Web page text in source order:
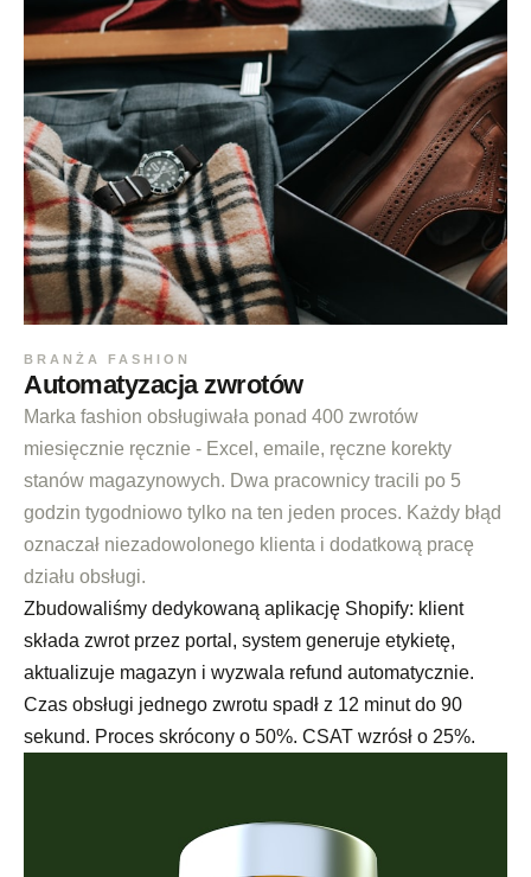
BRANŻA FASHION
Automatyzacja zwrotów
Marka fashion obsługiwała ponad 400 zwrotów
miesięcznie ręcznie - Excel, emaile, ręczne korekty
stanów magazynowych. Dwa pracownicy tracili po 5
godzin tygodniowo tylko na ten jeden proces. Każdy błąd
oznaczał niezadowolonego klienta i dodatkową pracę
działu obsługi.
Zbudowaliśmy dedykowaną aplikację Shopify: klient
składa zwrot przez portal, system generuje etykietę,
aktualizuje magazyn i wyzwala refund automatycznie.
Czas obsługi jednego zwrotu spadł z 12 minut do 90
sekund. Proces skrócony o 50%. CSAT wzrósł o 25%.